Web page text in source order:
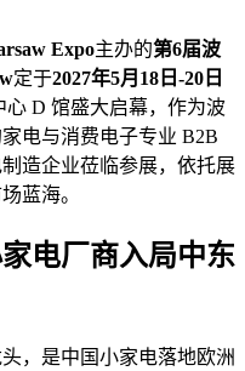
Expo主办的第6届波
定于2027年5月18日-20日
心 D 馆盛大启幕，作为波
电与消费电子专业 B2B
造企业莅临参展，依托展
蓝海。
电厂商入局中东
，是中国小家电落地欧洲